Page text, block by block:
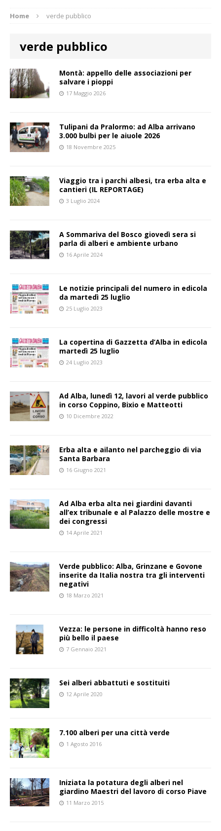
Home verde pubblico
verde pubblico
Montà: appello delle associazioni per
salvare i pioppi
17 Maggio 2026
Tulipani da Pralormo: ad Alba arrivano
3.000 bulbi per le aiuole 2026
18 Novembre 2025
Viaggio tra i parchi albesi, tra erba alta e
cantieri (IL REPORTAGE)
3 Luglio 2024
A Sommariva del Bosco giovedì sera si
parla di alberi e ambiente urbano
16 Aprile 2024
Le notizie principali del numero in edicola
da martedì 25 luglio
25 Luglio 2023
La copertina di Gazzetta d’Alba in edicola
martedì 25 luglio
24 Luglio 2023
Ad Alba, lunedì 12, lavori al verde pubblico
in corso Coppino, Bixio e Matteotti
10 Dicembre 2022
Erba alta e ailanto nel parcheggio di via
Santa Barbara
16 Giugno 2021
Ad Alba erba alta nei giardini davanti
all’ex tribunale e al Palazzo delle mostre e
dei congressi
14 Aprile 2021
Verde pubblico: Alba, Grinzane e Govone
inserite da Italia nostra tra gli interventi
negativi
18 Marzo 2021
Vezza: le persone in difficoltà hanno reso
più bello il paese
7 Gennaio 2021
Sei alberi abbattuti e sostituiti
12 Aprile 2020
7.100 alberi per una città verde
1 Agosto 2016
Iniziata la potatura degli alberi nel
giardino Maestri del lavoro di corso Piave
11 Marzo 2015